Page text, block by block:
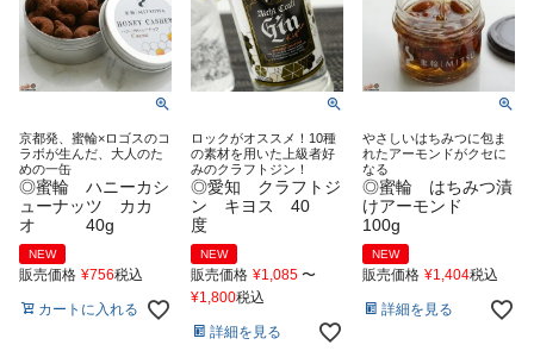
京都発、蜜輪×ロゴスのコ
ラボが生んだ、大人のた
めの一缶
◎蜜輪 ハニーカシ
ューナッツ カカ
オ 40g
NEW
販売価格 ¥756税込
カートに入れる
ロックがオススメ！10種
の素材を用いた上級者好
みのクラフトジン！
◎愛知 クラフトジ
ン キヨス 40
度
NEW
販売価格 ¥1,085 〜
¥1,800税込
詳細を見る
やさしいはちみつに包ま
れたアーモンドがクセに
なる
◎蜜輪 はちみつ漬
けアーモンド
100g
NEW
販売価格 ¥1,404税込
詳細を見る